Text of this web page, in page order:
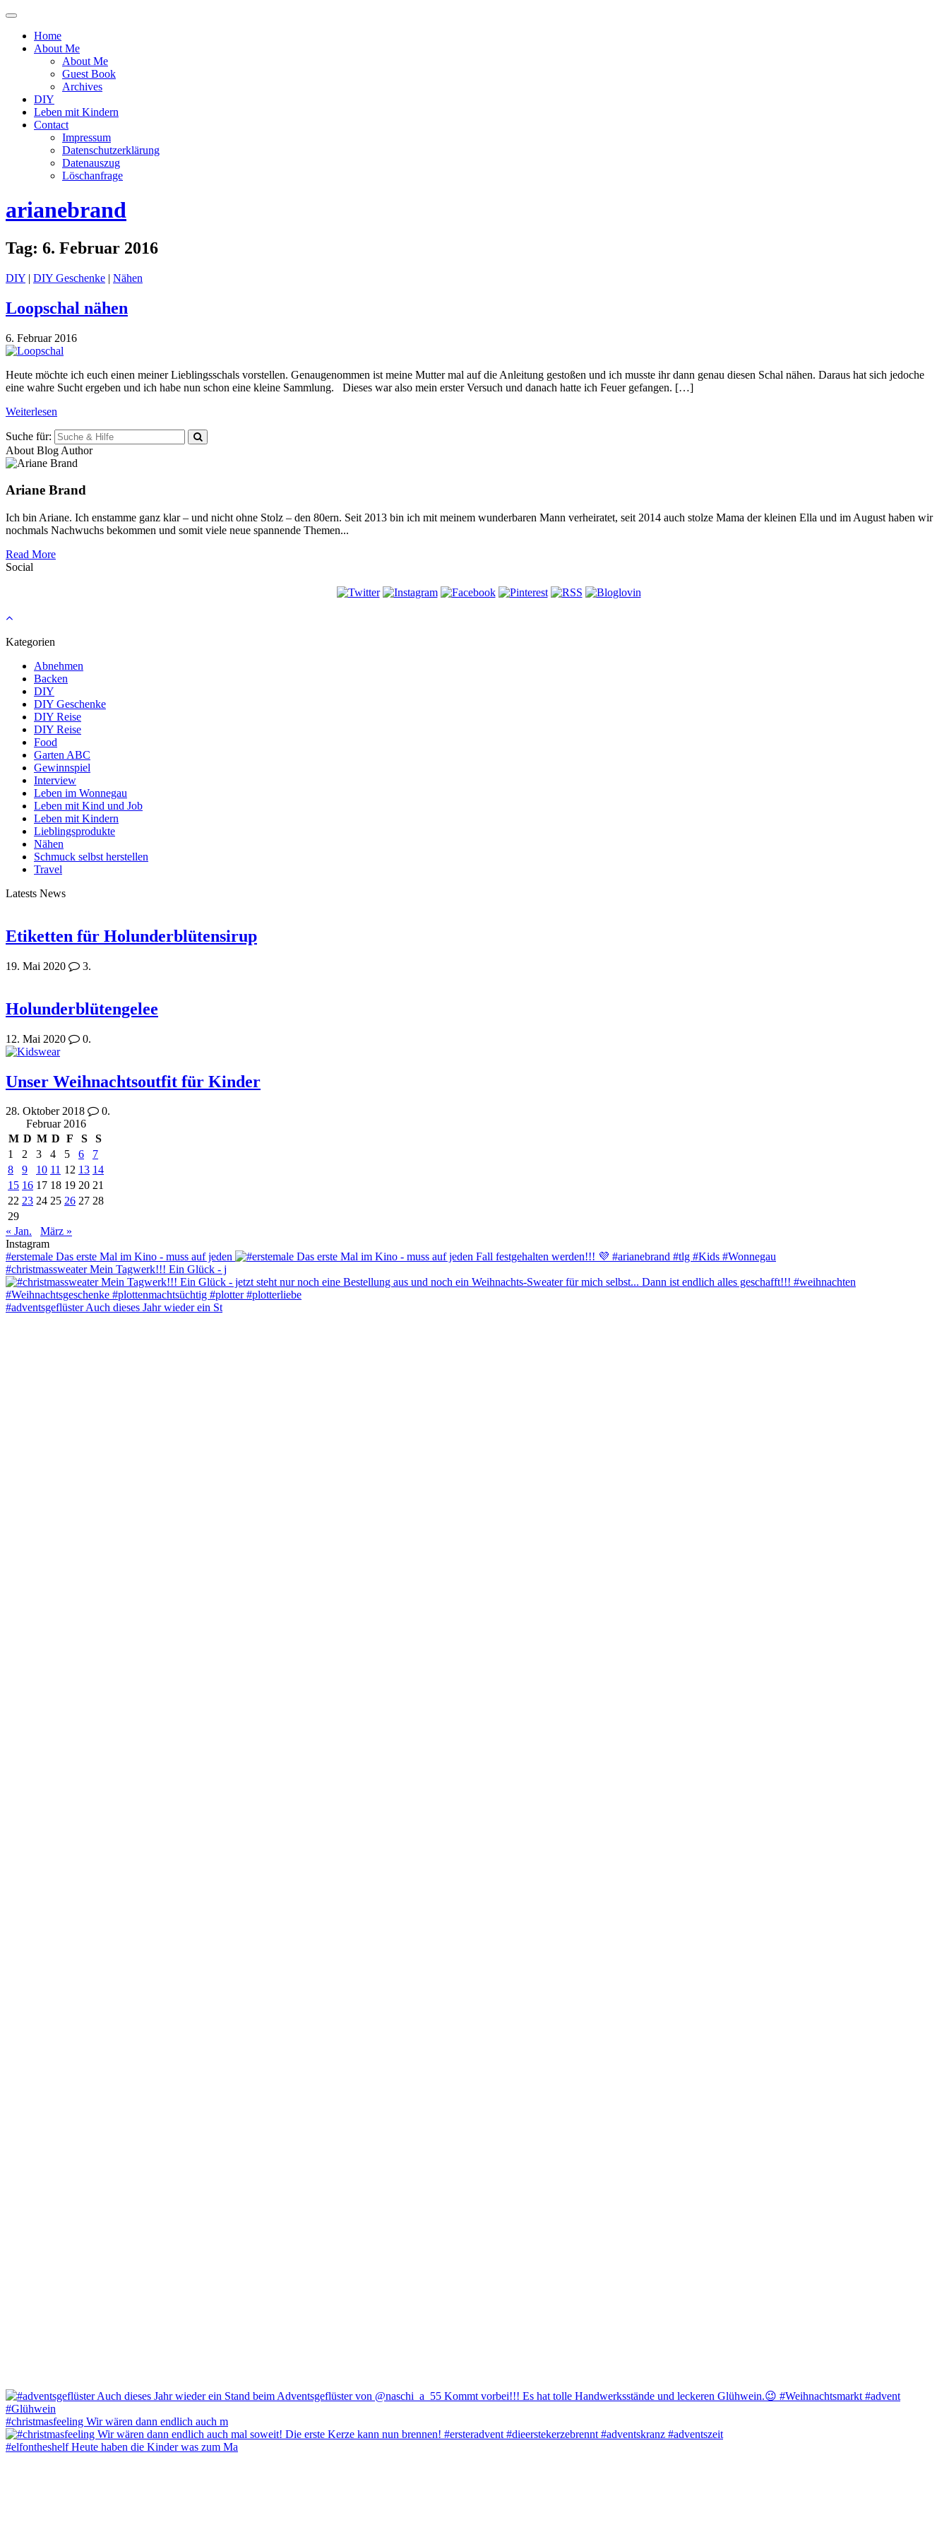
Menü
oder
ausblenden
Home
About Me
About Me
Guest Book
Archives
DIY
Leben mit Kindern
Contact
Impressum
Datenschutzerklärung
Datenauszug
Löschanfrage
arianebrand
Tag: 6. Februar 2016
DIY | DIY Geschenke | Nähen
Loopschal nähen
6. Februar 2016
Heute möchte ich euch einen meiner Lieblingsschals vorstellen. Genaugenommen ist meine Mutter mal auf die Anleitung gestoßen und ich musste ihr dann genau diesen Schal nähen. Daraus hat sich jedoche
eine wahre Sucht ergeben und ich habe nun schon eine kleine Sammlung. Dieses war also mein erster Versuch und danach hatte ich Feuer gefangen. […]
Weiterlesen
Suche für:
About Blog Author
Ariane Brand
Ich bin Ariane. Ich enstamme ganz klar – und nicht ohne Stolz – den 80ern. Seit 2013 bin ich mit meinem wunderbaren Mann verheiratet, seit 2014 auch stolze Mama der kleinen Ella und im August haben wir
nochmals Nachwuchs bekommen und somit viele neue spannende Themen...
Read More
Social
Kategorien
Abnehmen
Backen
DIY
DIY Geschenke
DIY Reise
DIY Reise
Food
Garten ABC
Gewinnspiel
Interview
Leben im Wonnegau
Leben mit Kind und Job
Leben mit Kindern
Lieblingsprodukte
Nähen
Schmuck selbst herstellen
Travel
Latests News
Etiketten für Holunderblütensirup
19. Mai 2020 3.
Holunderblütengelee
12. Mai 2020 0.
Unser Weihnachtsoutfit für Kinder
28. Oktober 2018
0.
Februar 2016
M D M D F S
S
1
2 3 4 5 6
7
8
9 10 11 12 13 14
15 16 17 18 19 20 21
22 23 24 25 26 27 28
29
« Jan.
März »
Instagram
#erstemale Das erste Mal im Kino - muss auf jeden
#christmassweater Mein Tagwerk!!! Ein Glück - j
#adventsgeflüster Auch dieses Jahr wieder ein St
#christmasfeeling Wir wären dann endlich auch m
#elfontheshelf Heute haben die Kinder was zum Ma